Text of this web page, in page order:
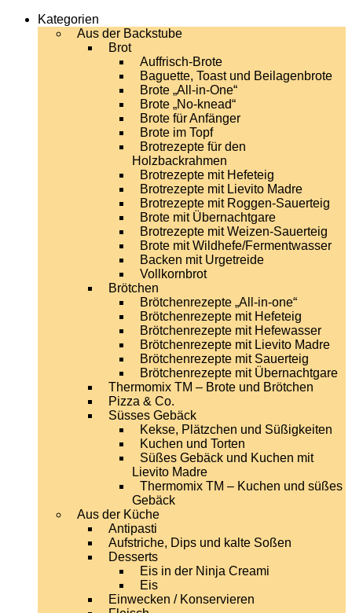
Kategorien
Aus der Backstube
Brot
Auffrisch-Brote
Baguette, Toast und Beilagenbrote
Brote „All-in-One“
Brote „No-knead“
Brote für Anfänger
Brote im Topf
Brotrezepte für den
Holzbackrahmen
Brotrezepte mit Hefeteig
Brotrezepte mit Lievito Madre
Brotrezepte mit Roggen-Sauerteig
Brote mit Übernachtgare
Brotrezepte mit Weizen-Sauerteig
Brote mit Wildhefe/Fermentwasser
Backen mit Urgetreide
Vollkornbrot
Brötchen
Brötchenrezepte „All-in-one“
Brötchenrezepte mit Hefeteig
Brötchenrezepte mit Hefewasser
Brötchenrezepte mit Lievito Madre
Brötchenrezepte mit Sauerteig
Brötchenrezepte mit Übernachtgare
Thermomix TM – Brote und Brötchen
Pizza & Co.
Süsses Gebäck
Kekse, Plätzchen und Süßigkeiten
Kuchen und Torten
Süßes Gebäck und Kuchen mit
Lievito Madre
Thermomix TM – Kuchen und süßes
Gebäck
Aus der Küche
Antipasti
Aufstriche, Dips und kalte Soßen
Desserts
Eis in der Ninja Creami
Eis
Einwecken / Konservieren